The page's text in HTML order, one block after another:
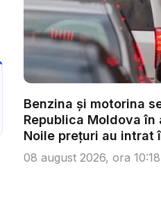
Benzina și motorina
Republica Moldova
Noile prețuri au intrat
08 august 2026, ora 10:18